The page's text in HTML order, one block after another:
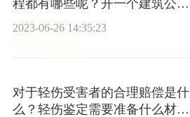
程都有哪些呢？开一个建筑公司
2023-06-26 14:35:23
对于轻伤受害者的合理赔偿是什
么？轻伤鉴定需要准备什么材